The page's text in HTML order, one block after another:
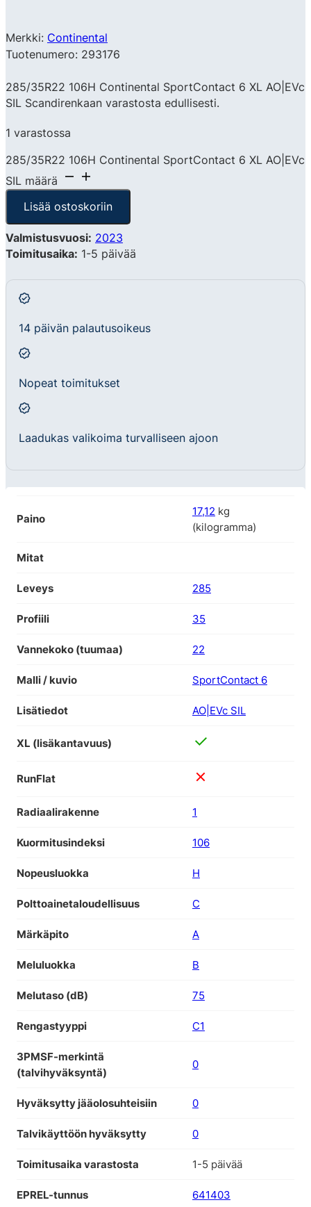
Merkki: Continental
Tuotenumero: 293176
285/35R22 106H Continental SportContact 6 XL AO|EVc
SIL Scandirenkaan varastosta edullisesti.
1 varastossa
285/35R22 106H Continental SportContact 6 XL AO|EVc
SIL määrä
Lisää ostoskoriin
Valmistusvuosi: 2023
Toimitusaika: 1-5 päivää
14 päivän palautusoikeus
Nopeat toimitukset
Laadukas valikoima turvalliseen ajoon
Paino
17,12 kg
(kilogramma)
Mitat
Leveys 285
Profiili 35
Vannekoko (tuumaa) 22
Malli / kuvio SportContact 6
Lisätiedot AO|EVc SIL
XL (lisäkantavuus)
RunFlat
Radiaalirakenne 1
Kuormitusindeksi 106
Nopeusluokka H
Polttoainetaloudellisuus C
Märkäpito A
Meluluokka B
Melutaso (dB) 75
Rengastyyppi C1
3PMSF-merkintä
(talvihyväksyntä)
0
Hyväksytty jääolosuhteisiin 0
Talvikäyttöön hyväksytty 0
Toimitusaika varastosta 1-5 päivää
EPREL-tunnus 641403